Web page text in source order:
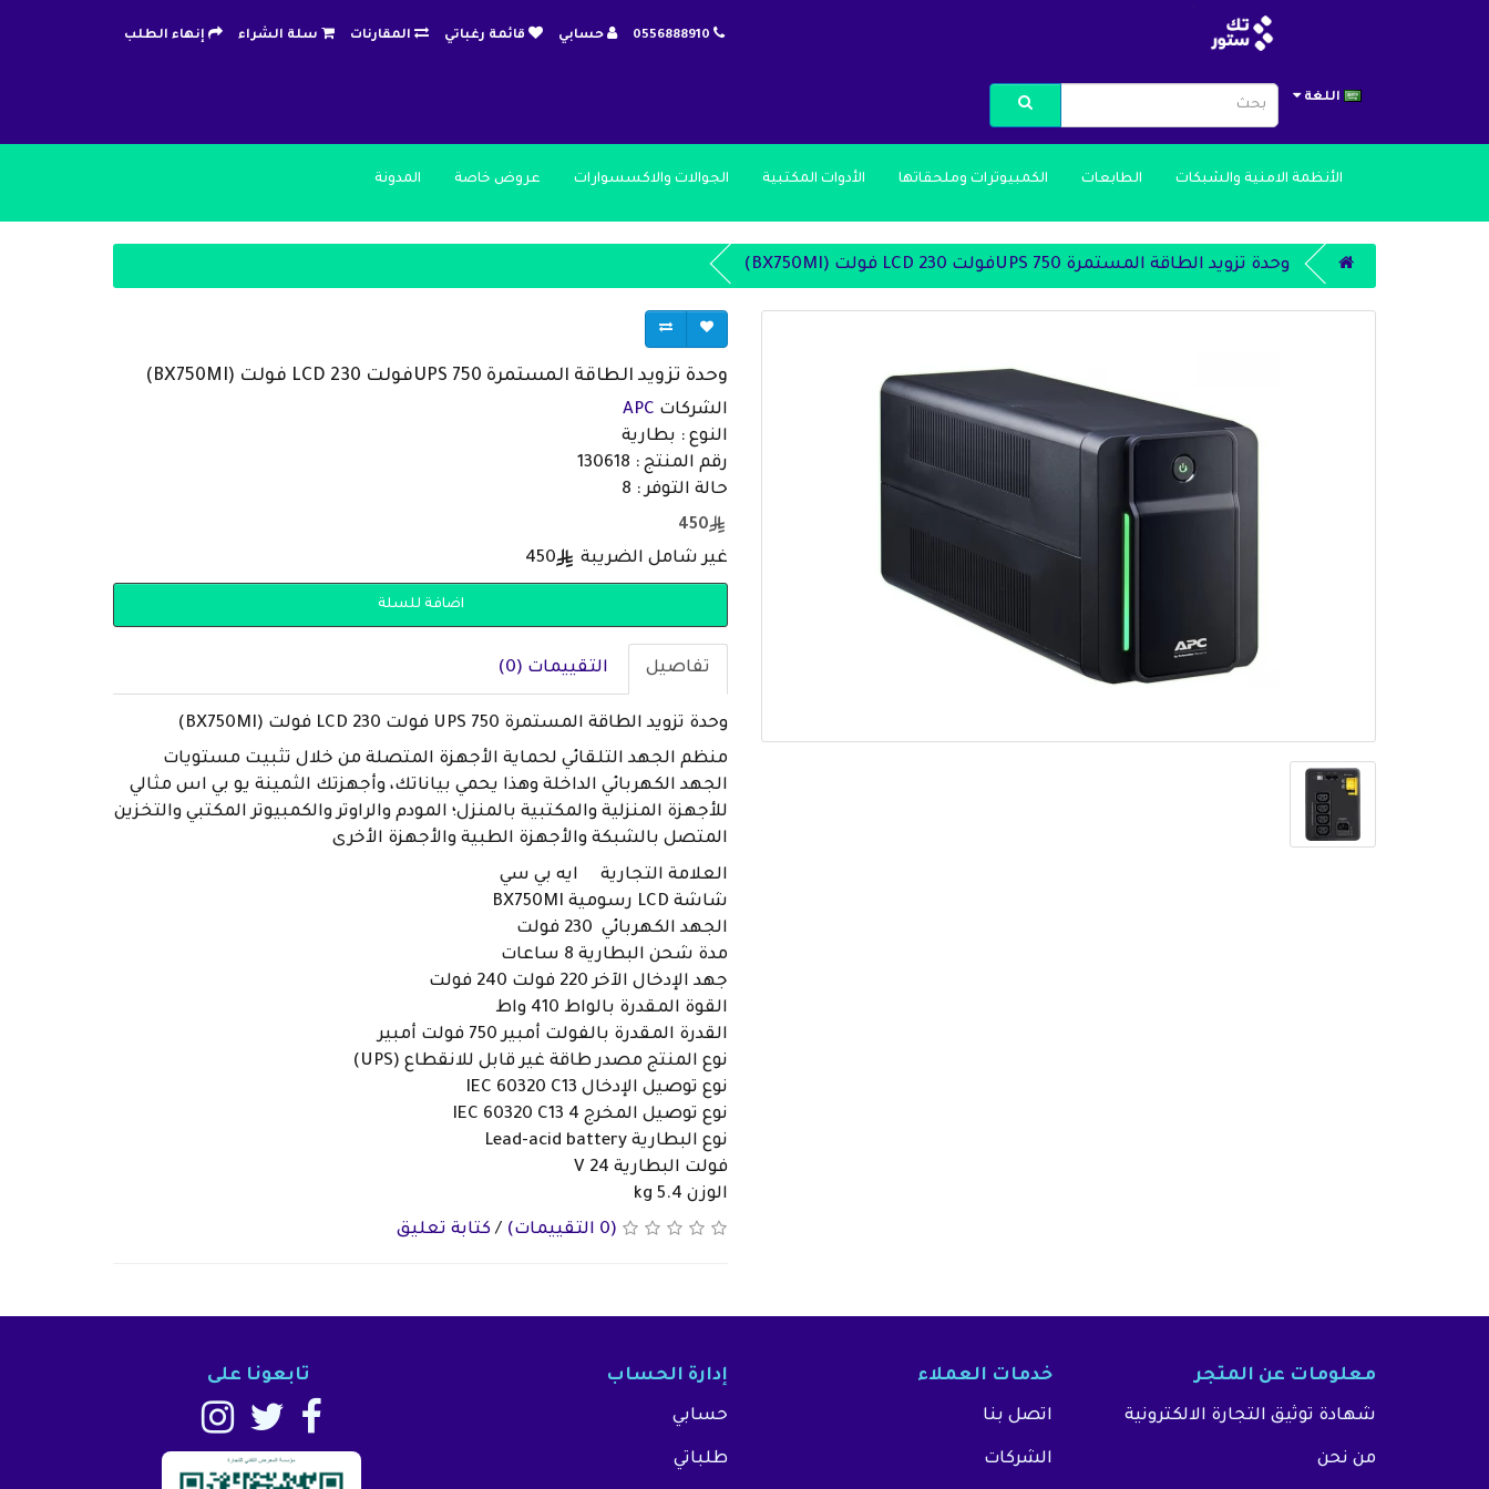
0556888910 حسابي قائمة رغباتي المقارنات سلة الشراء إنهاء الطلب
اللغة
الأنظمة الامنية والشبكات الطابعات الكمبيوترات وملحقاتها الأدوات المكتبية الجوالات والاكسسوارات عروض خاصة المدونة
وحدة تزويد الطاقة المستمرة UPS 750فولت LCD 230 فولت (BX750MI)
وحدة تزويد الطاقة المستمرة UPS 750فولت LCD 230 فولت (BX750MI)
الشركات APC
النوع : بطارية
رقم المنتج : 130618
حالة التوفر : 8
450
غير شامل الضريبة 450
اضافة للسلة
تفاصيل التقييمات (0)
وحدة تزويد الطاقة المستمرة UPS 750 فولت LCD 230 فولت (BX750MI)
منظم الجهد التلقائي لحماية الأجهزة المتصلة من خلال تثبيت مستويات
الجهد الكهربائي الداخلة وهذا يحمي بياناتك، وأجهزتك الثمينة يو بي اس مثالي
للأجهزة المنزلية والمكتبية بالمنزل؛ المودم والراوتر والكمبيوتر المكتبي والتخزين
المتصل بالشبكة والأجهزة الطبية والأجهزة الأخرى
العلامة التجارية ايه بي سي
شاشة LCD رسومية BX750MI
الجهد الكهربائي 230 فولت
مدة شحن البطارية 8 ساعات
جهد الإدخال الآخر 220 فولت 240 فولت
القوة المقدرة بالواط 410 واط
القدرة المقدرة بالفولت أمبير 750 فولت أمبير
نوع المنتج مصدر طاقة غير قابل للانقطاع (UPS)
نوع توصيل الإدخال IEC 60320 C13
نوع توصيل المخرج 4 IEC 60320 C13
نوع البطارية Lead-acid battery
فولت البطارية V 24
الوزن 5.4 kg
(0 التقييمات)
/كتابة تعليق
معلومات عن المتجر
شهادة توثيق التجارة الالكترونية
من نحن
خدمات العملاء
اتصل بنا
الشركات
إدارة الحساب
حسابي
طلباتي
تابعونا على